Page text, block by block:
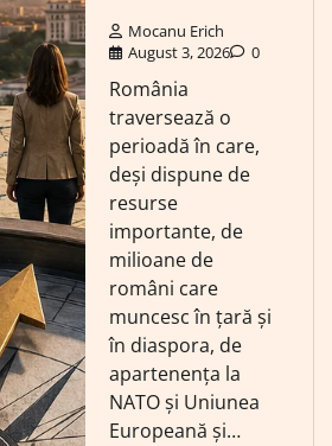
Mocanu Erich
August 3, 2026
0
România
traversează o
perioadă în care,
deși dispune de
resurse
importante, de
milioane de
români care
muncesc în țară și
în diaspora, de
apartenența la
NATO și Uniunea
Europeană și…